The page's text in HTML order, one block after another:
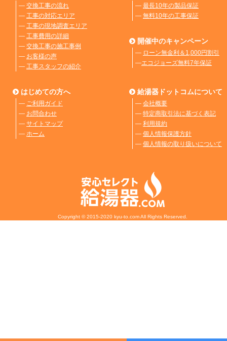
― 交換工事の流れ
― 工事の対応エリア
― 工事の現地調査エリア
― 工事費用の詳細
― 交換工事の施工事例
― お客様の声
― 工事スタッフの紹介
― 最長10年の製品保証
― 無料10年の工事保証
開催中のキャンペーン
― ローン無金利＆1,000円割引
―エコジョーズ無料7年保証
はじめての方へ
― ご利用ガイド
― お問合わせ
― サイトマップ
― ホーム
給湯器ドットコムについて
― 会社概要
― 特定商取引法に基づく表記
― 利用規約
― 個人情報保護方針
― 個人情報の取り扱いについて
Copyright © 2015-2020 kyu-to.com All Rights Reserved.